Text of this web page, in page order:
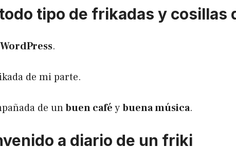
tipo de frikadas y cosillas
.
de mi parte.
de unbuen caféybuena música.
a diario de un friki